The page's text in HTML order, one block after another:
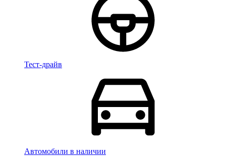
Тест-драйв
Автомобили в наличии